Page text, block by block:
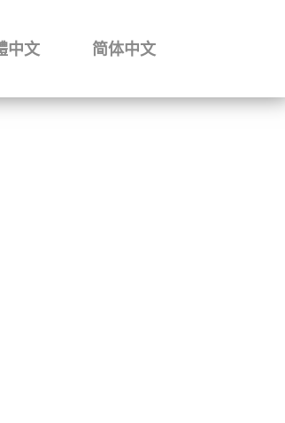
中文 简体中文